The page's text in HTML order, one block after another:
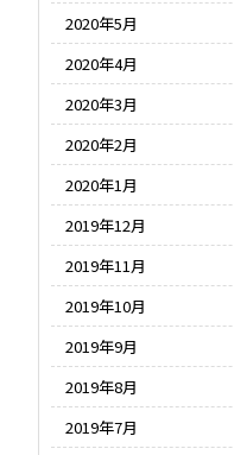
2020年5月
2020年4月
2020年3月
2020年2月
2020年1月
2019年12月
2019年11月
2019年10月
2019年9月
2019年8月
2019年7月